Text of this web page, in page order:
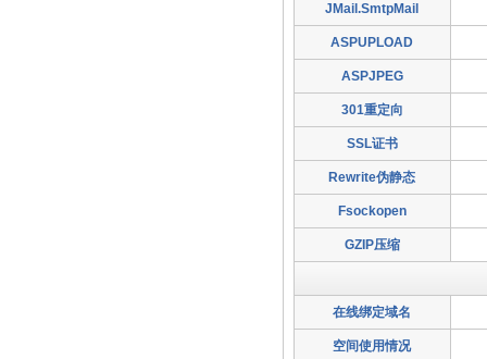
JMail.SmtpMail
ASPUPLOAD
ASPJPEG
301重定向
SSL证书
Rewrite伪静态
Fsockopen
GZIP压缩
在线绑定域名
空间使用情况